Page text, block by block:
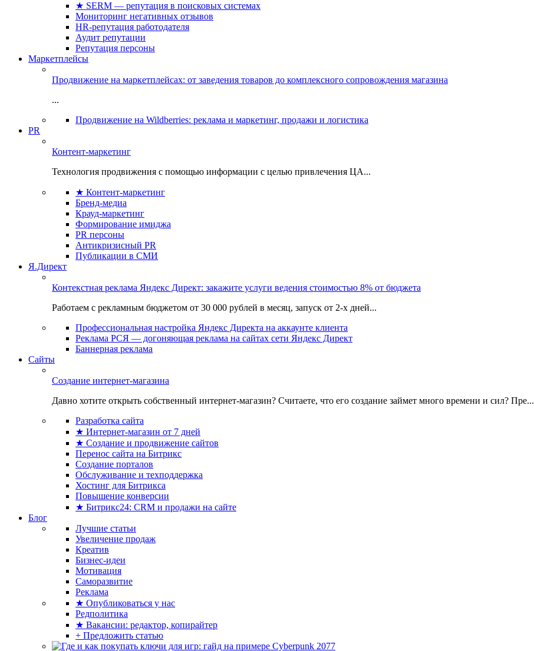
★ SERM — репутация в поисковых системах
Мониторинг негативных отзывов
HR-репутация работодателя
Аудит репутации
Репутация персоны
Маркетплейсы
Продвижение на маркетплейсах: от заведения товаров до комплексного сопровождения магазина
...
Продвижение на Wildberries: реклама и маркетинг, продажи и логистика
PR
Контент-маркетинг
Технология продвижения с помощью информации с целью привлечения ЦА...
★ Контент-маркетинг
Бренд-медиа
Крауд-маркетинг
Формирование имиджа
PR персоны
Антикризисный PR
Публикации в СМИ
Я.Директ
Контекстная реклама Яндекс Директ: закажите услуги ведения стоимостью 8% от бюджета
Работаем с рекламным бюджетом от 30 000 рублей в месяц, запуск от 2-х дней...
Профессиональная настройка Яндекс Директа на аккаунте клиента
Реклама РСЯ — догоняющая реклама на сайтах сети Яндекс Директ
Баннерная реклама
Сайты
Создание интернет-магазина
Давно хотите открыть собственный интернет-магазин? Считаете, что его создание займет много времени и сил? Пре...
Разработка сайта
★ Интернет-магазин от 7 дней
★ Создание и продвижение сайтов
Перенос сайта на Битрикс
Создание порталов
Обслуживание и техподдержка
Хостинг для Битрикса
Повышение конверсии
★ Битрикс24: CRM и продажи на сайте
Блог
Лучшие статьи
Увеличение продаж
Креатив
Бизнес-идеи
Мотивация
Саморазвитие
Реклама
★ Опубликоваться у нас
Редполитика
★ Вакансии: редактор, копирайтер
+ Предложить статью